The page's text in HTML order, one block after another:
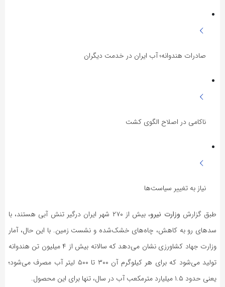
صادرات هندوانه؛ آب ایران در خدمت دیگران
ناکامی در اصلاح الگوی کشت
نیاز به تغییر سیاست‌ها
طبق گزارش وزارت نیرو
، بیش از ۲۷۰ شهر ایران درگیر تنش آبی هستند، با
سدهای رو به کاهش، چاه‌های خشک‌شده و نشست زمین. با این حال، آمار
وزارت جهاد کشاورزی نشان می‌دهد که سالانه بیش از ۴ میلیون تن هندوانه
تولید می‌شود که برای هر کیلوگرم آن ۳۰۰ تا ۵۰۰ لیتر آب مصرف می‌شود؛
یعنی حدود ۱.۵ میلیارد مترمکعب آب در سال، تنها برای این محصول.